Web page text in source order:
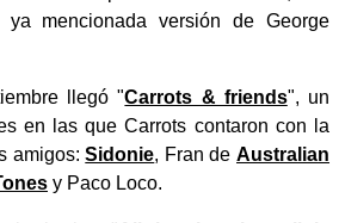
mencionada versión de George
llegó "Carrots & friends", un
en las que Carrots contaron con la
amigos:Sidonie, Fran deAustralian
y Paco Loco.